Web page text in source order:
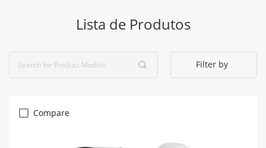
Lista de Produtos
Filter by
Compare